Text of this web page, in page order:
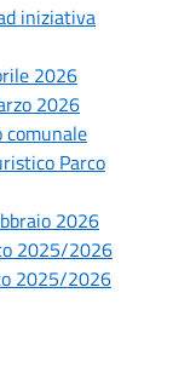
iniziativa
2026
2026
Parco
2026
2025/2026
2025/2026